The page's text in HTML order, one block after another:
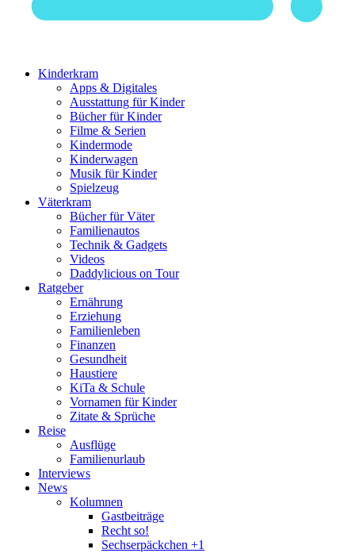
Kinderkram
Apps & Digitales
Ausstattung für Kinder
Bücher für Kinder
Filme & Serien
Kindermode
Kinderwagen
Musik für Kinder
Spielzeug
Väterkram
Bücher für Väter
Familienautos
Technik & Gadgets
Videos
Daddylicious on Tour
Ratgeber
Ernährung
Erziehung
Familienleben
Finanzen
Gesundheit
Haustiere
KiTa & Schule
Vornamen für Kinder
Zitate & Sprüche
Reise
Ausflüge
Familienurlaub
Interviews
News
Kolumnen
Gastbeiträge
Recht so!
Sechserpäckchen +1